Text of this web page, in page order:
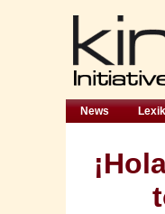
News